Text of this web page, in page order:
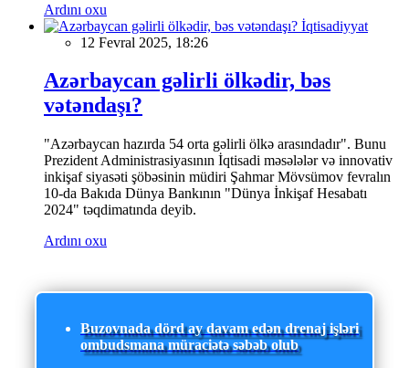
Ardını oxu
İqtisadiyyat
12 Fevral 2025, 18:26
Azərbaycan gəlirli ölkədir, bəs
vətəndaşı?
"Azərbaycan hazırda 54 orta gəlirli ölkə arasındadır". Bunu
Prezident Administrasiyasının İqtisadi məsələlər və innovativ
inkişaf siyasəti şöbəsinin müdiri Şahmar Mövsümov fevralın
10-da Bakıda Dünya Bankının "Dünya İnkişaf Hesabatı
2024" təqdimatında deyib.
Ardını oxu
Buzovnada dörd ay davam edən drenaj işləri
ombudsmana müraciətə səbəb olub